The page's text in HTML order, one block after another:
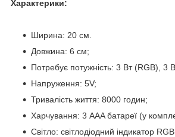
Характерики:
Ширина: 20 см.
Довжина: 6 см;
Потребує потужність: 3 Вт (RGB), 3
Напруження: 5V;
Тривалість життя: 8000 годин;
Харчування: 3 AAA батареї (у
Світло: світлодіодний індикатор